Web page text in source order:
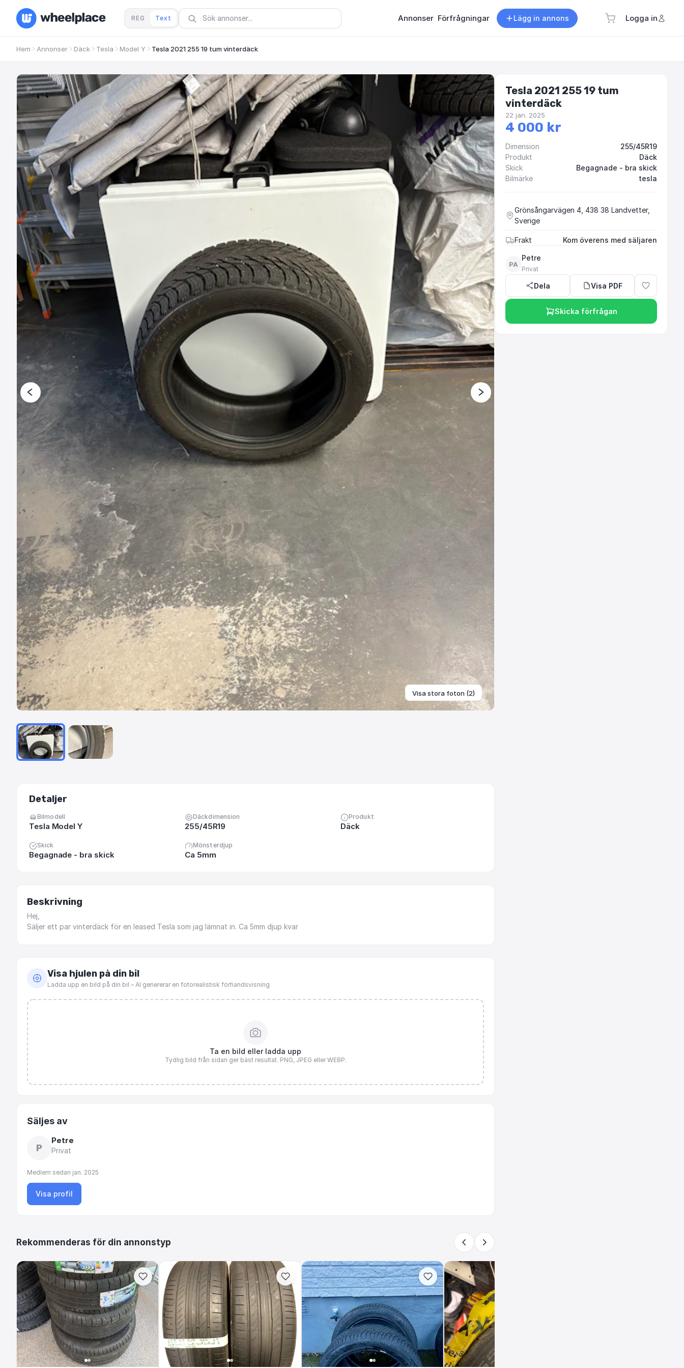
REG Text Annonser Förfrågningar Lägg in annons Logga in
Hem Annonser Däck Tesla Model Y Tesla 2021 255 19 tum vinterdäck
Visa stora foton (2)
Detaljer
Bilmodell
Tesla Model Y
Däckdimension
255/45R19
Produkt
Däck
Skick
Begagnade - bra skick
Mönsterdjup
Ca 5mm
Beskrivning
Hej,
Säljer ett par vinterdäck för en leased Tesla som jag lämnat in. Ca 5mm djup kvar
Visa hjulen på din bil
Ladda upp en bild på din bil – AI genererar en fotorealistisk förhandsvisning
Ta en bild eller ladda upp
Tydlig bild från sidan ger bäst resultat. PNG, JPEG eller WEBP.
Säljes av
P
Petre
Privat
Medlem sedan jan. 2025
Visa profil
Rekommenderas för din annonstyp
Tesla 2021 255 19 tum
vinterdäck
22 jan. 2025
4 000 kr
Dimension
255/45R19
Produkt
Däck
Skick
Begagnade - bra skick
Bilmärke
tesla
Grönsångarvägen 4, 438 38 Landvetter,
Sverige
Frakt Kom överens med säljaren
PA
Petre
Privat
Dela Visa PDF
Skicka förfrågan